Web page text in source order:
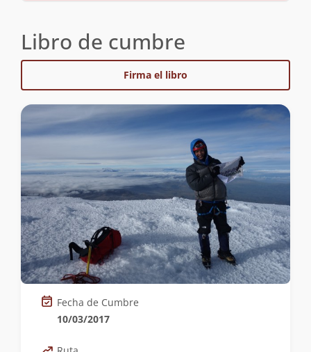
Libro de cumbre
Firma el libro
Fecha de Cumbre
10/03/2017